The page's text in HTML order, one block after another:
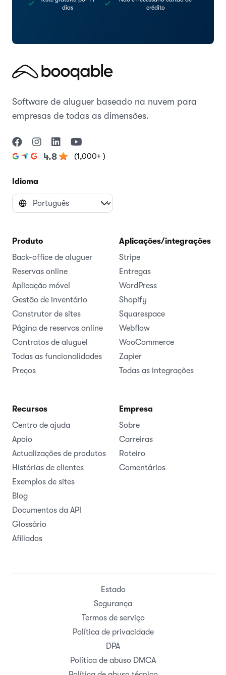
dias
crédito
Software de aluguer baseado na nuvem para
empresas de todas as dimensões.
4.8 (1,000+ )
Idioma
Produto
Back-office de aluguer
Reservas online
Aplicação móvel
Gestão de inventário
Construtor de sites
Página de reservas online
Contratos de aluguel
Todas as funcionalidades
Preços
Aplicações/integrações
Stripe
Entregas
WordPress
Shopify
Squarespace
Webflow
WooCommerce
Zapier
Todas as integrações
Recursos
Centro de ajuda
Apoio
Actualizações de produtos
Histórias de clientes
Exemplos de sites
Blog
Documentos da API
Glossário
Afiliados
Empresa
Sobre
Carreiras
Roteiro
Comentários
Estado
Segurança
Termos de serviço
Política de privacidade
DPA
Política de abuso DMCA